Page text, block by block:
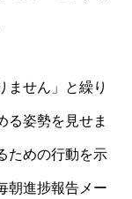
ません」と繰り
る姿勢を見せま
ための行動を示
朝進捗報告メー